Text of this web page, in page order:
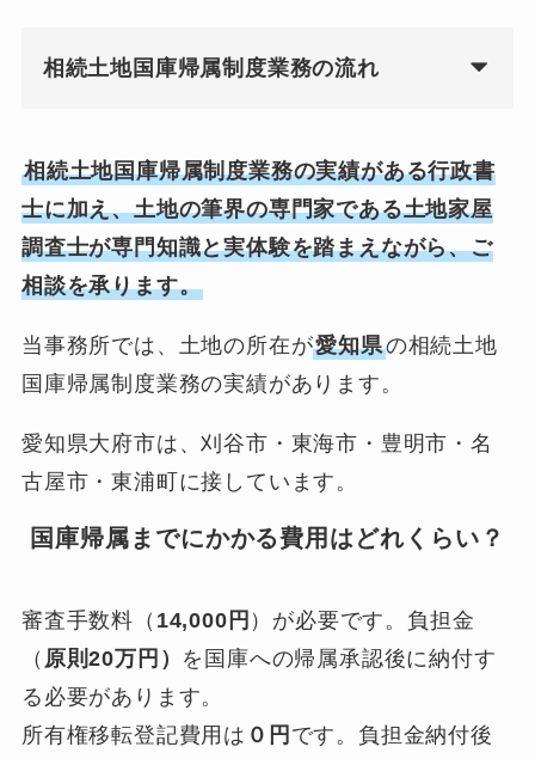
相続土地国庫帰属制度業務の流れ
相続土地国庫帰属制度業務の実績がある行政書
士に加え、土地の筆界の専門家である土地家屋
調査士が専門知識と実体験を踏まえながら、ご
相談を承ります。
当事務所では、土地の所在が愛知県の相続土地
国庫帰属制度業務の実績があります。
愛知県大府市は、刈谷市・東海市・豊明市・名
古屋市・東浦町に接しています。
国庫帰属までにかかる費用はどれくらい？
審査手数料（ 14,000円 ）が必要です。負担金
（ 原則20万円） を国庫への帰属承認後に納付す
る必要があります。
所有権移転登記費用は ０円 です。負担金納付後